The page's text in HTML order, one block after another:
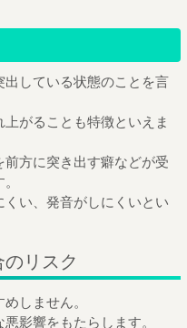
している状態のことを言
がることも特徴といえま
方に突き出す癖などが受
い、発音がしにくいとい
リスク
しません。
影響をもたらします。